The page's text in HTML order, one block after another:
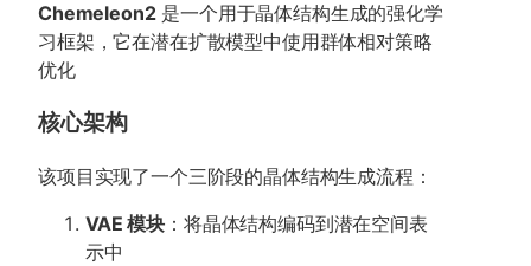
Chemeleon2是一个用于晶体结构生成的强化学
习框架，它在潜在扩散模型中使用群体相对策略
优化
核心架构
该项目实现了一个三阶段的晶体结构生成流程：
VAE 模块 ：将晶体结构编码到潜在空间表
示中